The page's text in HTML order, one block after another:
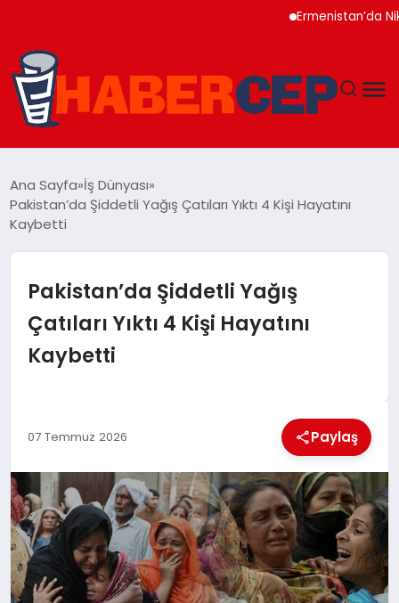
Ermenistan’da Nikol
GÜNDEM
SOSYAL MEDYA
Ana Sayfa İş Dünyası
Pakistan’da Şiddetli Yağış Çatıları Yıktı 4 Kişi Hayatını
Kaybetti
Pakistan’da Şiddetli Yağış
Çatıları Yıktı 4 Kişi Hayatını
Kaybetti
07 Temmuz 2026 Paylaş